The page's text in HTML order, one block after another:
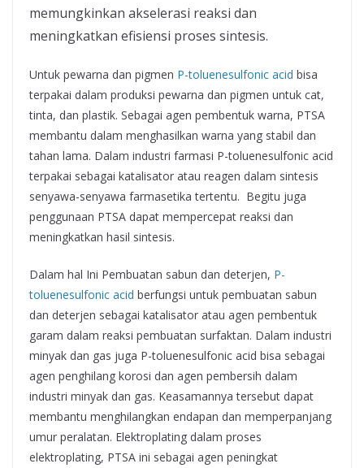
memungkinkan akselerasi reaksi dan
meningkatkan efisiensi proses sintesis.
Untuk pewarna dan pigmen P-toluenesulfonic acid bisa
terpakai dalam produksi pewarna dan pigmen untuk cat,
tinta, dan plastik. Sebagai agen pembentuk warna, PTSA
membantu dalam menghasilkan warna yang stabil dan
tahan lama. Dalam industri farmasi P-toluenesulfonic acid
terpakai sebagai katalisator atau reagen dalam sintesis
senyawa-senyawa farmasetika tertentu. Begitu juga
penggunaan PTSA dapat mempercepat reaksi dan
meningkatkan hasil sintesis.
Dalam hal Ini Pembuatan sabun dan deterjen, P-
toluenesulfonic acid berfungsi untuk pembuatan sabun
dan deterjen sebagai katalisator atau agen pembentuk
garam dalam reaksi pembuatan surfaktan. Dalam industri
minyak dan gas juga P-toluenesulfonic acid bisa sebagai
agen penghilang korosi dan agen pembersih dalam
industri minyak dan gas. Keasamannya tersebut dapat
membantu menghilangkan endapan dan memperpanjang
umur peralatan. Elektroplating dalam proses
elektroplating, PTSA ini sebagai agen peningkat